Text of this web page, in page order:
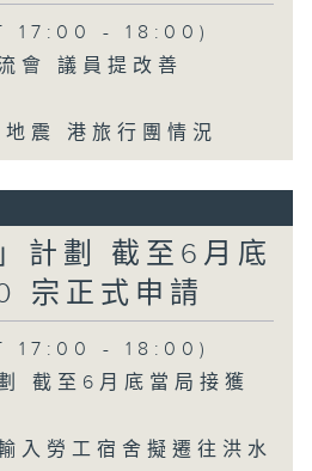
17:00 - 18:00)
會 議員提改善
震 港旅行團情況
計劃 截至6月底
宗正式申請
17:00 - 18:00)
截至6月底當局接獲
入勞工宿舍擬遷往洪水